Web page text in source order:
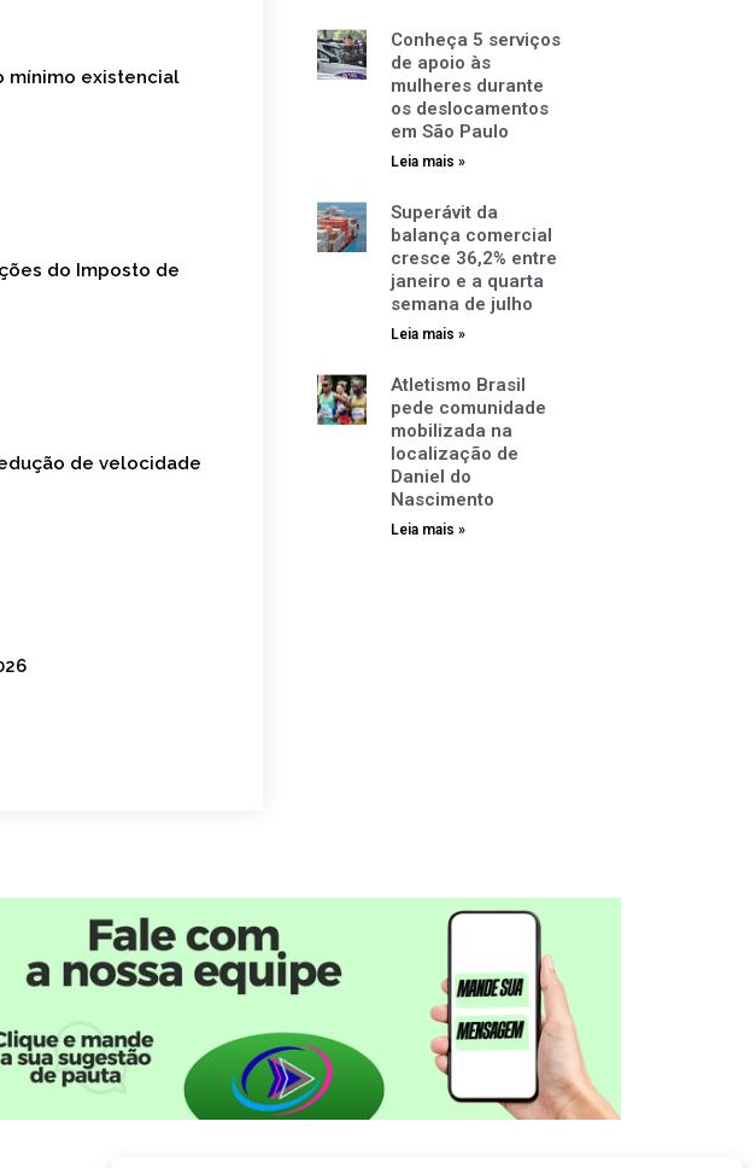
mínimo existencial
do Imposto de
de velocidade
Conheça 5 serviços
de apoio às
mulheres durante
os deslocamentos
em São Paulo
Leia mais »
Superávit da
balança comercial
cresce 36,2% entre
janeiro e a quarta
semana de julho
Leia mais »
Atletismo Brasil
pede comunidade
mobilizada na
localização de
Daniel do
Nascimento
Leia mais »